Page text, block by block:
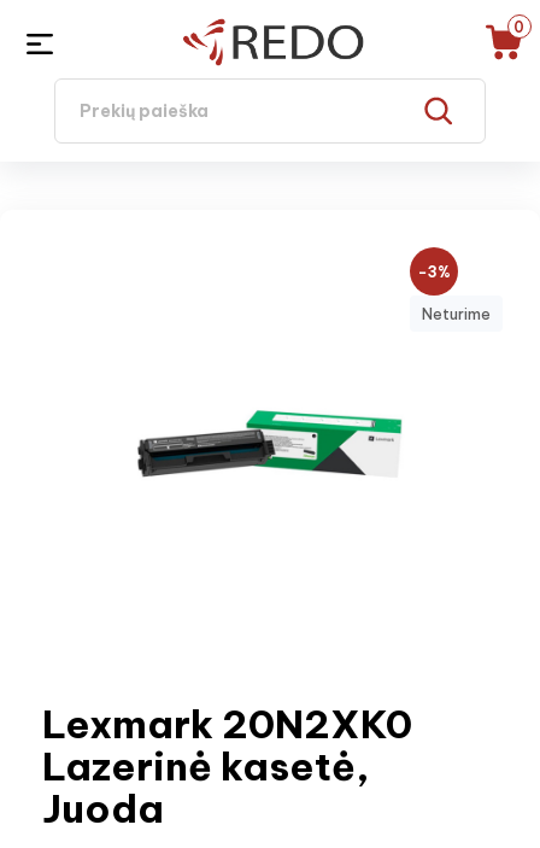
0
−3%
Neturime
Lexmark 20N2XK0
Lazerinė kasetė,
Juoda